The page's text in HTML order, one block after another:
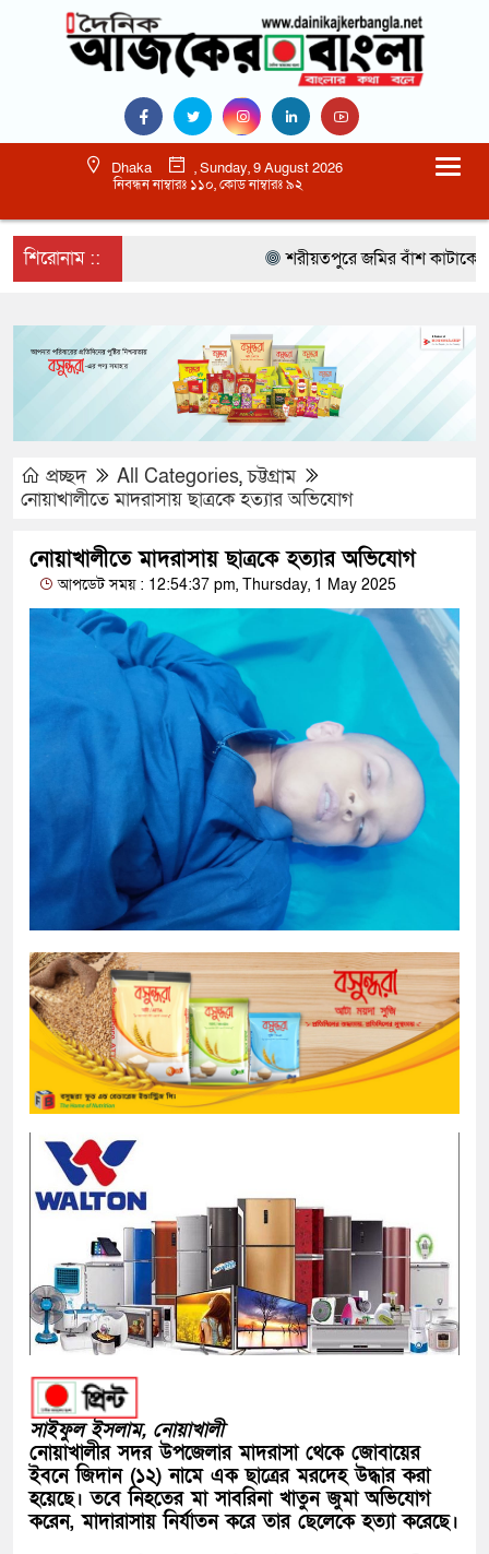
Dhaka
, Sunday, 9 August 2026
নিবন্ধন নাম্বারঃ ১১০, কোড নাম্বারঃ ৯২
শিরোনাম :: শরীয়তপুরে জমির বাঁশ কাটাকে
প্রচ্ছদ All Categories,চট্টগ্রাম
নোয়াখালীতে মাদরাসায় ছাত্রকে হত্যার অভিযোগ
নোয়াখালীতে মাদরাসায় ছাত্রকে হত্যার অভিযোগ
আপডেট সময় : 12:54:37 pm, Thursday, 1 May 2025
সাইফুল ইসলাম, নোয়াখালী
নোয়াখালীর সদর উপজেলার মাদরাসা থেকে জোবায়ের
ইবনে জিদান (১২) নামে এক ছাত্রের মরদেহ উদ্ধার করা
হয়েছে। তবে নিহতের মা সাবরিনা খাতুন জুমা অভিযোগ
করেন, মাদারাসায় নির্যাতন করে তার ছেলেকে হত্যা করেছে।